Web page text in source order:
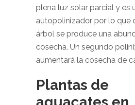
plena luz solar parcial y es
autopolinizador por lo que
árbol se produce una
cosecha. Un segundo
aumentará la cosecha de
Plantas de